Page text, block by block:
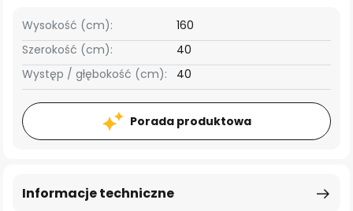
Szerokość (cm): 40
Wysokość (cm): 160
Występ / głębokość (cm): 40
Porada produktowa
Informacje techniczne